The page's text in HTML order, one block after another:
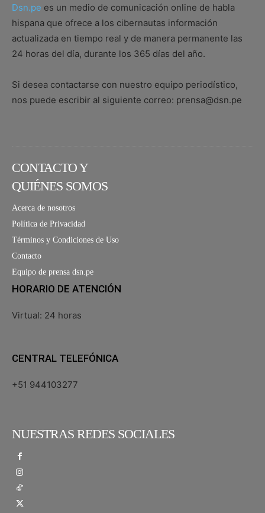
Dsn.pe es un medio de comunicación online de habla
hispana que ofrece a los cibernautas información
actualizada en tiempo real y de manera permanente las
24 horas del día, durante los 365 días del año.
Si desea contactarse con nuestro equipo periodístico,
nos puede escribir al siguiente correo: prensa@dsn.pe
CONTACTO Y
QUIÉNES SOMOS
Acerca de nosotros
Política de Privacidad
Términos y Condiciones de Uso
Contacto
Equipo de prensa dsn.pe
HORARIO DE ATENCIÓN
Virtual: 24 horas
CENTRAL TELEFÓNICA
+51 944103277
NUESTRAS REDES SOCIALES